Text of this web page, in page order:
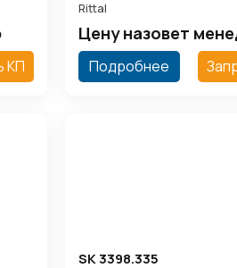
КП
Rittal
Цену назовет
Подробнее
SK 3398.335